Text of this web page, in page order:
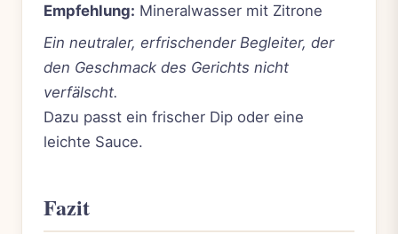
Empfehlung: Mineralwasser mit Zitrone
Ein neutraler, erfrischender Begleiter, der
den Geschmack des Gerichts nicht
verfälscht.
Dazu passt ein frischer Dip oder eine
leichte Sauce.
Fazit